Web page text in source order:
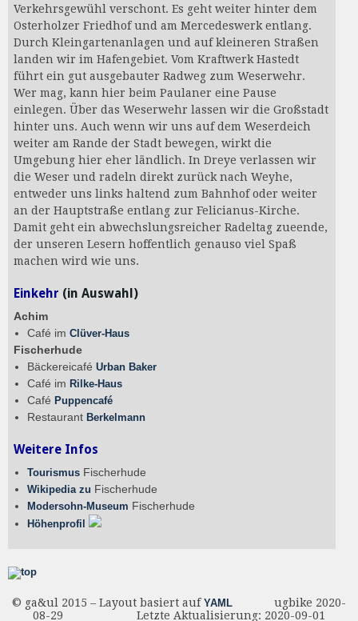
Verkehrsgewühl verschont. Es geht weiter hinter dem
Osterholzer Friedhof und am Mercedeswerk entlang.
Durch Kleingartenanlagen und auf kleineren Straßen
landen wir im Hafengebiet. Vom Kraftwerk Hastedt
führt ein gut ausgebauter Radweg zum Weserwehr.
Wer mag, kann hier beim Paulaner eine Pause
einlegen. Über das Weserwehr lassen wir die Großstadt
hinter uns. Auch wenn wir uns auf dem Weserdeich
weiter am Rande der Stadt bewegen, wirkt die
Umgebung hier eher ländlich. In Dreye verlassen wir
die Weser und radeln direkt zurück nach Weyhe,
entweder uns links haltend zum Bahnhof oder weiter
an der Hauptstraße entlang zur Felicianus-Kirche.
Damit geht ein abwechslungsreicher Radeltag zueende,
der unseren Lesern hoffentlich genauso viel Spaß
machen wird wie uns.
Einkehr (in Auswahl)
Achim
Café im Clüver-Haus
Fischerhude
Bäckereicafé Urban Baker
Café im Rilke-Haus
Café Puppencafé
Restaurant Berkelmann
Weitere Infos
TourismusFischerhude
Wikipedia zu Fischerhude
Modersohn-Museum Fischerhude
Höhenprofil
© ga&ul 2015 – Layout basiert auf YAML ugbike 2020-
08-29 Letzte Aktualisierung: 2020-09-01